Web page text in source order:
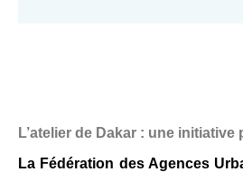
L’atelier de Dakar : une
La Fédération des Agences